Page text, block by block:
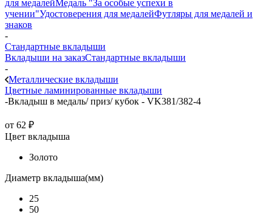
для медалейМедаль "За особые успехи в
учении"Удостоверения для медалейФутляры для медалей и
знаков
-
Стандартные вкладыши
Вкладыши на заказСтандартные вкладыши
-
Металлические вкладыши
Цветные ламинированные вкладыши
-Вкладыш в медаль/ приз/ кубок - VK381/382-4
от 62 ₽
Цвет вкладыша
Золото
Диаметр вкладыша(мм)
25
50